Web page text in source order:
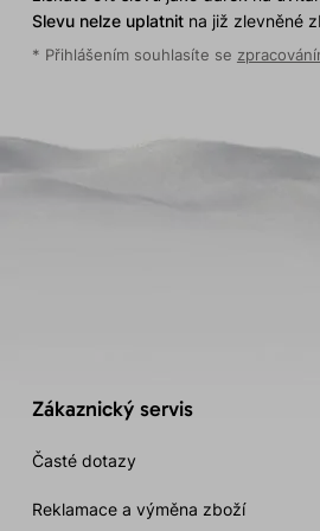
Slevu nelze uplatnitna již zlevněné
* Přihlášením souhlasíte se
Zákaznický servis
Časté dotazy
Reklamace a výměna zboží